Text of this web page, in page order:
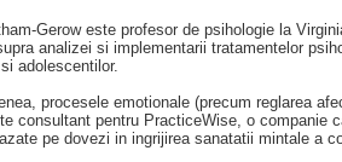
Gerow este profesor de psihologie la
analizei si implementarii tratamentelor
adolescentilor.
procesele emotionale (precum reglarea
consultant pentru PracticeWise, o companie
pe dovezi in ingrijirea sanatatii mintale a